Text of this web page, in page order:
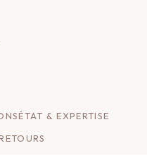
ÉTAT & EXPERTISE